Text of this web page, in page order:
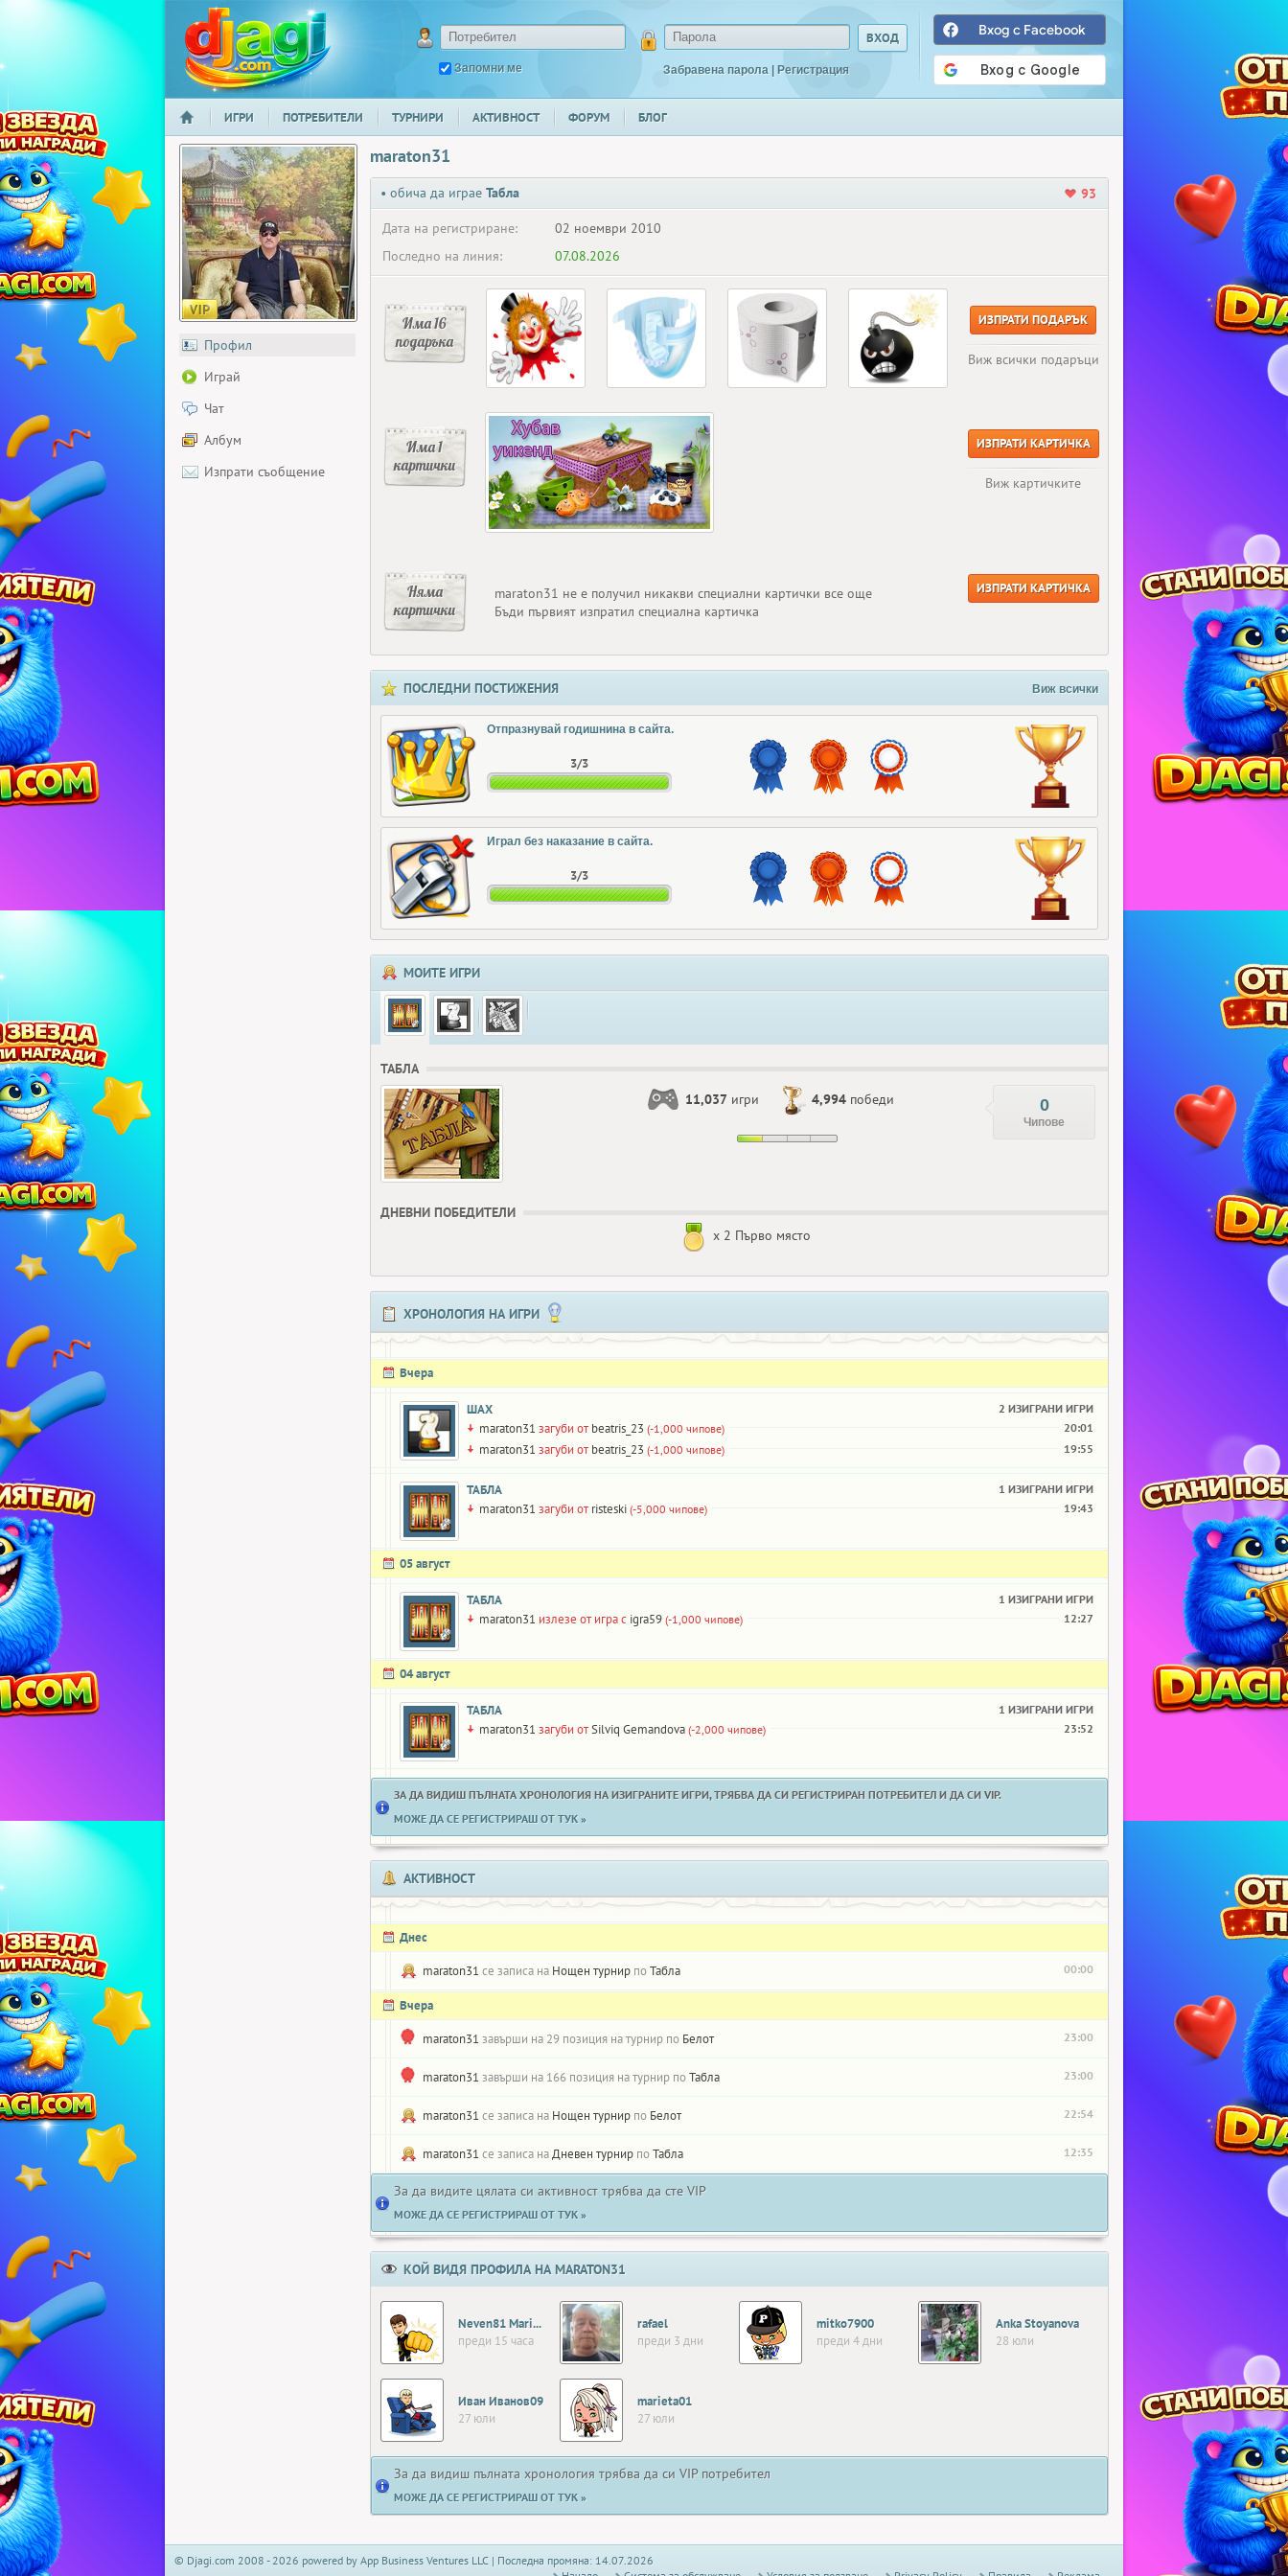
djagi.com
Запомни ме Забравена парола | Регистрация
Вход с Facebook
НАЧАЛО
ИГРИ ПОТРЕБИТЕЛИ ТУРНИРИ АКТИВНОСТ ФОРУМ БЛОГ
Профил
Играй
Чат
Албум
Изпрати съобщение
maraton31
• обича да играе Табла
93
Дата на регистриране:
02 ноември 2010
Последно на линия:
07.08.2026
Има 16
подаръка
ИЗПРАТИ ПОДАРЪК
Виж всички подаръци
Има 1
картички
ИЗПРАТИ КАРТИЧКА
Виж картичките
Няма
картички
maraton31 не е получил никакви специални картички все още
Бъди първият изпратил специална картичка
ИЗПРАТИ КАРТИЧКА
ПОСЛЕДНИ ПОСТИЖЕНИЯ Виж всички
Отпразнувай годишнина в сайта.
3/3
Играл без наказание в сайта.
3/3
МОИТЕ ИГРИ
ТАБЛА
11,037 игри 4,994 победи 0
Чипове
ДНЕВНИ ПОБЕДИТЕЛИ
x 2 Първо място
ХРОНОЛОГИЯ НА ИГРИ
Вчера
ШАХ 2 ИЗИГРАНИ ИГРИ
maraton31 загуби от beatris_23 (-1,000 чипове) 20:01
maraton31 загуби от beatris_23 (-1,000 чипове) 19:55
ТАБЛА 1 ИЗИГРАНИ ИГРИ
maraton31 загуби от risteski (-5,000 чипове) 19:43
05 август
ТАБЛА 1 ИЗИГРАНИ ИГРИ
maraton31 излезе от игра с igra59 (-1,000 чипове) 12:27
04 август
ТАБЛА 1 ИЗИГРАНИ ИГРИ
maraton31 загуби отSilviq Gemandova (-2,000 чипове) 23:52
ЗА ДА ВИДИШ ПЪЛНАТА ХРОНОЛОГИЯ НА ИЗИГРАНИТЕ ИГРИ, ТРЯБВА ДА СИ РЕГИСТРИРАН ПОТРЕБИТЕЛ И ДА СИ VIP.
МОЖЕ ДА СЕ РЕГИСТРИРАШ ОТ ТУК »
АКТИВНОСТ
Днес
maraton31 се записа на Нощен турнир поТабла 00:00
Вчера
maraton31 завърши на 29 позиция на турнир по Белот 23:00
maraton31 завърши на 166 позиция на турнир поТабла 23:00
maraton31 се записа на Нощен турнир по Белот 22:54
maraton31 се записа наДневен турнир поТабла 12:35
За да видите цялата си активност трябва да сте VIP
МОЖЕ ДА СЕ РЕГИСТРИРАШ ОТ ТУК »
КОЙ ВИДЯ ПРОФИЛА НА MARATON31
Neven81 Marinov
преди 15 часа
rafael
преди 3 дни
mitko7900
преди 4 дни
Anka Stoyanova
28 юли
Иван Иванов09
27 юли
marieta01
27 юли
За да видиш пълната хронология трябва да си VIP потребител
МОЖЕ ДА СЕ РЕГИСТРИРАШ ОТ ТУК »
© Djagi.com 2008 - 2026 powered by App Business Ventures LLC | Последна промяна: 14.07.2026